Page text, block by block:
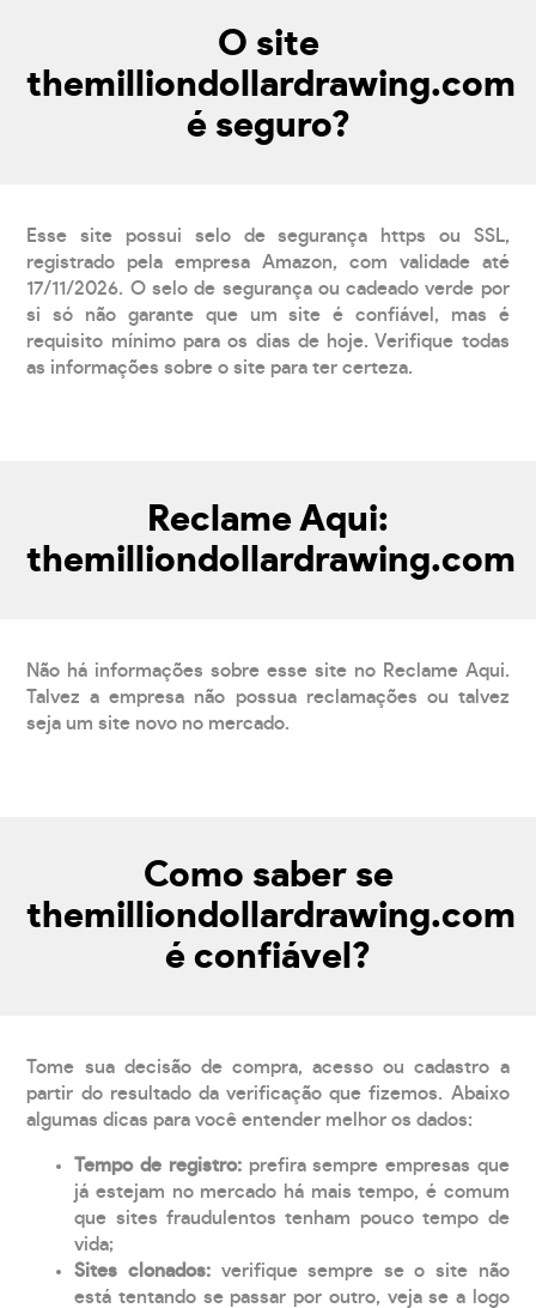
O site
themilliondollardrawing.com
é seguro?
Esse site possui selo de segurança https ou SSL,
registrado pela empresa Amazon, com validade até
17/11/2026. O selo de segurança ou cadeado verde por
si só não garante que um site é confiável, mas é
requisito mínimo para os dias de hoje. Verifique todas
as informações sobre o site para ter certeza.
Reclame Aqui:
themilliondollardrawing.com
Não há informações sobre esse site no Reclame Aqui.
Talvez a empresa não possua reclamações ou talvez
seja um site novo no mercado.
Como saber se
themilliondollardrawing.com
é confiável?
Tome sua decisão de compra, acesso ou cadastro a
partir do resultado da verificação que fizemos. Abaixo
algumas dicas para você entender melhor os dados:
Tempo de registro: prefira sempre empresas que
já estejam no mercado há mais tempo, é comum
que sites fraudulentos tenham pouco tempo de
vida;
Sites clonados: verifique sempre se o site não
está tentando se passar por outro, veja se a logo